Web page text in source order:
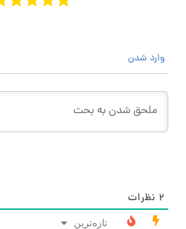
وارد شدن
۲ نظرات
تازه‌ترین